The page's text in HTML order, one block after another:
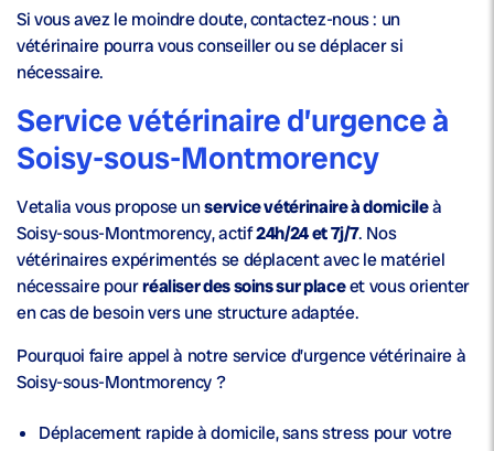
Si vous avez le moindre doute, contactez-nous : un
vétérinaire pourra vous conseiller ou se déplacer si
nécessaire.
Service vétérinaire d’urgence à
Soisy-sous-Montmorency
Vetalia vous propose unservice vétérinaire à domicileà
Soisy-sous-Montmorency, actif24h/24 et 7j/7. Nos
vétérinaires expérimentés se déplacent avec le matériel
nécessaire pourréaliser des soins sur placeet vous orienter
en cas de besoin vers une structure adaptée.
Pourquoi faire appel à notre service d’urgence vétérinaire à
Soisy-sous-Montmorency ?
Déplacement rapideà domicile, sans stress pour votre